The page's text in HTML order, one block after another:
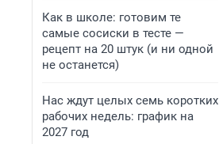
Как в школе: готовим те
самые сосиски в тесте —
рецепт на 20 штук (и ни одной
не останется)
Нас ждут целых семь коротких
рабочих недель: график на
2027 год